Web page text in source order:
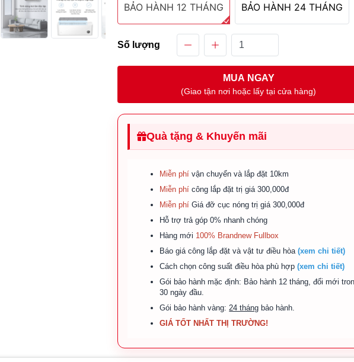
BẢO HÀNH 12 THÁNG BẢO HÀNH 24 THÁNG
Số lượng
MUA NGAY
(Giao tận nơi hoặc lấy tại cửa hàng)
Quà tặng & Khuyến mãi
Miễn phí vận chuyển và lắp đặt 10km
Miễn phí công lắp đặt trị giá 300,000đ
Miễn phíGiá đỡ cục nóng trị giá 300,000đ
Hỗ trợ trả góp 0% nhanh chóng
Hàng mới 100% Brandnew Fullbox
Báo giá công lắp đặt và vật tư điều hòa(xem chi tiết)
Cách chọn công suất điều hòa phù hợp(xem chi tiết)
Gói bảo hành mặc định: Bảo hành 12 tháng, đổi mới
30 ngày đầu.
Gói bảo hành vàng: 24 tháng bảo hành.
GIÁ TỐT NHẤT THỊ TRƯỜNG!